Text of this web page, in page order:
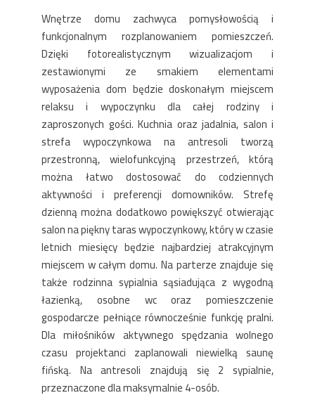
Wnętrze domu zachwyca pomysłowością i
funkcjonalnym rozplanowaniem pomieszczeń.
Dzięki fotorealistycznym wizualizacjom i
zestawionymi ze smakiem elementami
wyposażenia dom będzie doskonałym miejscem
relaksu i wypoczynku dla całej rodziny i
zaproszonych gości. Kuchnia oraz jadalnia, salon i
strefa wypoczynkowa na antresoli tworzą
przestronną, wielofunkcyjną przestrzeń, którą
można łatwo dostosować do codziennych
aktywności i preferencji domowników. Strefę
dzienną można dodatkowo powiększyć otwierając
salon na piękny taras wypoczynkowy, który w czasie
letnich miesięcy będzie najbardziej atrakcyjnym
miejscem w całym domu. Na parterze znajduje się
także rodzinna sypialnia sąsiadująca z wygodną
łazienką, osobne wc oraz pomieszczenie
gospodarcze pełniące równocześnie funkcję pralni.
Dla miłośników aktywnego spędzania wolnego
czasu projektanci zaplanowali niewielką saunę
fińską. Na antresoli znajdują się 2 sypialnie,
przeznaczone dla maksymalnie 4-osób.